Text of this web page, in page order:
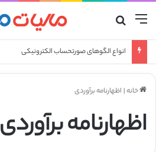
منو
انواع الگوهای صورتحساب الکترونیکی
خانه| اظهارنامه برآوردی
اظهارنامه برآوردی